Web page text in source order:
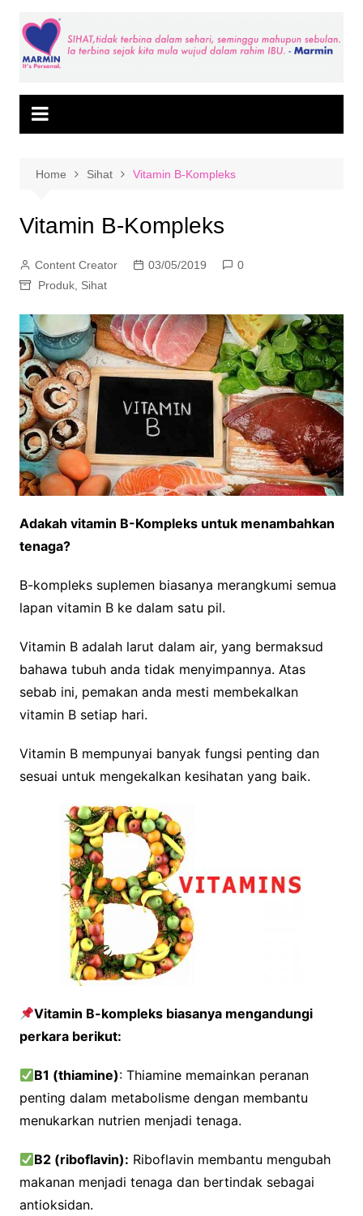
content
Home Sihat Vitamin B-Kompleks
Vitamin B-Kompleks
Content Creator 03/05/2019
0
Produk, Sihat
Adakah vitamin B-Kompleks untuk menambahkan
tenaga?
B-kompleks suplemen biasanya merangkumi semua
lapan vitamin B ke dalam satu pil.
Vitamin B adalah larut dalam air, yang bermaksud
bahawa tubuh anda tidak menyimpannya. Atas
sebab ini, pemakan anda mesti membekalkan
vitamin B setiap hari.
Vitamin B mempunyai banyak fungsi penting dan
sesuai untuk mengekalkan kesihatan yang baik.
Vitamin B-kompleks biasanya mengandungi
perkara berikut:
B1 (thiamine): Thiamine memainkan peranan
penting dalam metabolisme dengan membantu
menukarkan nutrien menjadi tenaga.
B2 (riboflavin): Riboflavin membantu mengubah
makanan menjadi tenaga dan bertindak sebagai
antioksidan.